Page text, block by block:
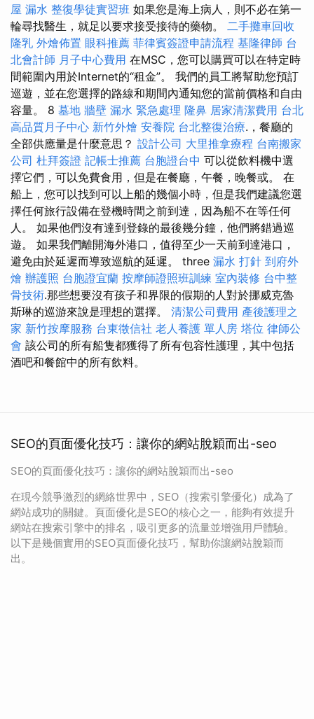
屋 漏水 整復學徒實習班 如果您是海上病人，則不必在第一
輪尋找醫生，就足以要求接受接待的藥物。 二手攤車回收
隆乳 外燴佈置 眼科推薦 菲律賓簽證申請流程 基隆律師 台
北會計師 月子中心費用 在MSC，您可以購買可以在特定時
間範圍內用於Internet的“租金”。 我們的員工將幫助您預訂
巡遊，並在您選擇的路線和期間內通知您的當前價格和自由
容量。 8 墓地 牆壁 漏水 緊急處理 隆鼻 居家清潔費用 台北
高品質月子中心 新竹外燴 安養院 台北整復治療.，餐廳的
全部供應量是什麼意思？ 設計公司 大里推拿療程 台南搬家
公司 杜拜簽證 記帳士推薦 台胞證台中 可以從飲料機中選
擇它們，可以免費食用，但是在餐廳，午餐，晚餐或。 在
船上，您可以找到可以上船的幾個小時，但是我們建議您選
擇任何旅行設備在登機時間之前到達，因為船不在等任何
人。 如果他們沒有達到登錄的最後幾分鐘，他們將錯過巡
遊。 如果我們離開海外港口，值得至少一天前到達港口，
避免由於延遲而導致巡航的延遲。 three 漏水 打針 到府外
燴 辦護照 台胞證宜蘭 按摩師證照班訓練 室內裝修 台中整
骨技術.那些想要沒有孩子和界限的假期的人對於挪威克魯
斯琳的巡游來說是理想的選擇。 清潔公司費用 產後護理之
家 新竹按摩服務 台東徵信社 老人養護 單人房 塔位 律師公
會 該公司的所有船隻都獲得了所有包容性護理，其中包括
酒吧和餐館中的所有飲料。
SEO的頁面優化技巧：讓你的網站脫穎而出-seo
SEO的頁面優化技巧：讓你的網站脫穎而出-seo
在現今競爭激烈的網絡世界中，SEO（搜索引擎優化）成為了
網站成功的關鍵。頁面優化是SEO的核心之一，能夠有效提升
網站在搜索引擎中的排名，吸引更多的流量並增強用戶體驗。
以下是幾個實用的SEO頁面優化技巧，幫助你讓網站脫穎而
出。